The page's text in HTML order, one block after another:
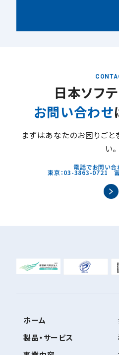
日本ソフ
お問い合わせ
まずはあなたのお困りごと
い。
電話でお問い
東京：03-3863-0721
ホーム
製品・サービス